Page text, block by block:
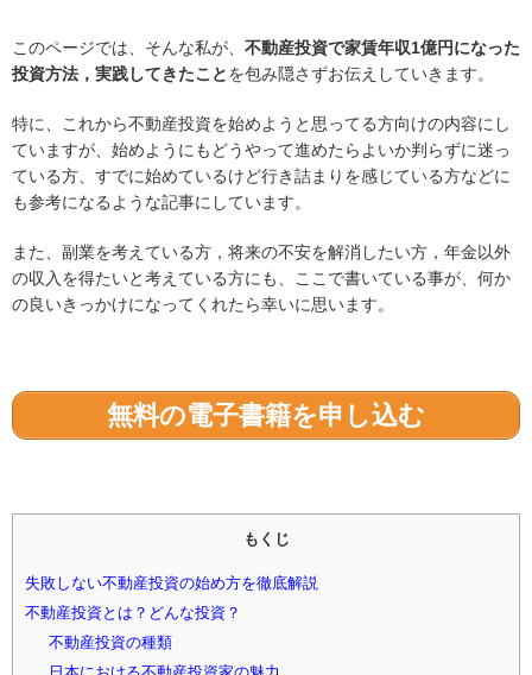
このページでは、そんな私が、 不動産投資で家賃年収1億円になった
投資方法，実践してきたことを包み隠さずお伝えしていきます。
特に、これから不動産投資を始めようと思ってる方向けの内容にし
ていますが、始めようにもどうやって進めたらよいか判らずに迷っ
ている方、すでに始めているけど行き詰まりを感じている方などに
も参考になるような記事にしています。
また、副業を考えている方，将来の不安を解消したい方，年金以外
の収入を得たいと考えている方にも、ここで書いている事が、何か
の良いきっかけになってくれたら幸いに思います。
無料の電子書籍を申し込む
もくじ
失敗しない不動産投資の始め方を徹底解説
不動産投資とは？どんな投資？
不動産投資の種類